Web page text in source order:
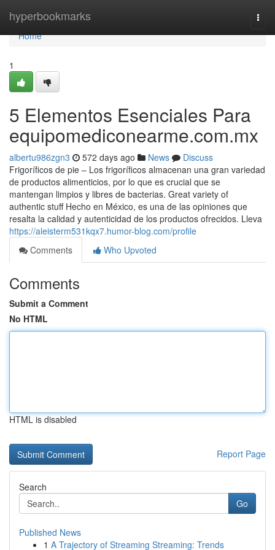
hyperbookmarks
Home
Home
1
5 Elementos Esenciales Para
equipomediconearme.com.mx
albertu986zgn3 572 days ago News
Discuss
Frigoríficos de pie – Los frigoríficos almacenan una gran variedad
de productos alimenticios, por lo que es crucial que se
mantengan limpios y libres de bacterias. Great variety of
authentic stuff Hecho en México, es una de las opiniones que
resalta la calidad y autenticidad de los productos ofrecidos. Lleva
https://aleisterm531kqx7.humor-blog.com/profile
Comments
Who Upvoted
Comments
Submit a Comment
No HTML
HTML is disabled
Report Page
Search
Go
Published News
1 A Trajectory of Streaming Streaming: Trends